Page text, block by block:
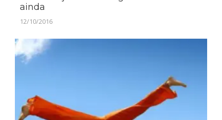
ainda
12/10/2016